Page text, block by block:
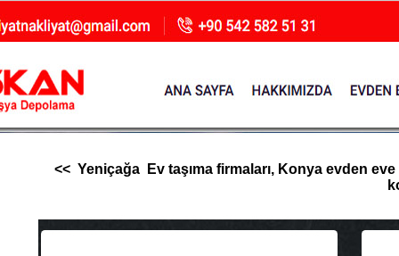
<< Yeniçağa Ev taşıma firmaları, Konya evden